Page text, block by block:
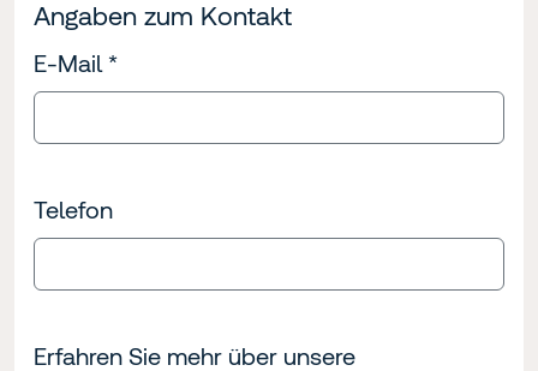
Angaben zum Kontakt
E-Mail *
Telefon
Erfahren Sie mehr über unsere